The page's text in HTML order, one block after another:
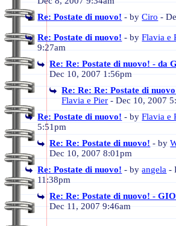
Re: Postate di nuovo! - byCiro -
Re: Postate di nuovo! - byFlavia e
9:27am
Re: Re: Postate di nuovo! - da
Dec 10, 2007 1:56pm
Re: Re: Re: Postate di
Flavia e Pier - Dec 10, 2007
Re: Postate di nuovo! - byFlavia e
5:51pm
Re: Re: Postate di nuovo! - by
Dec 10, 2007 8:01pm
Re: Postate di nuovo! - byangela -
11:38pm
Re: Re: Postate di nuovo! -
Dec 11, 2007 9:46am